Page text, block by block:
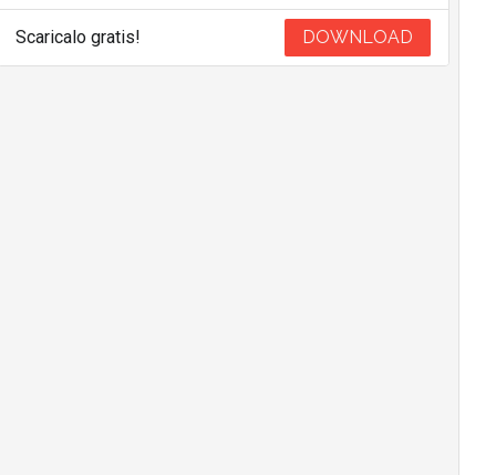
Scaricalo gratis! DOWNLOAD